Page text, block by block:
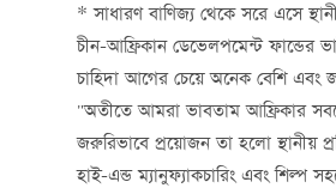
* সাধারণ বাণিজ্য থেকে সরে এসে
চীন-আফ্রিকান ডেভেলপমেন্ট ফান্ডের
চাহিদা আগের চেয়ে অনেক বেশি এবং
"অতীতে আমরা ভাবতাম আফ্রিকার
জরুরিভাবে প্রয়োজন তা হলো স্থানীয়
হাই-এন্ড ম্যানুফ্যাকচারিং এবং